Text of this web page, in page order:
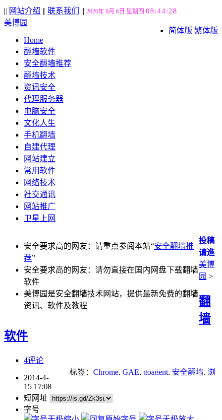
|| 网站介绍 || 联系我们 || 2026年 8月 6日 星期四 08:44:28
简体版 繁体版
美博园
Home
翻墙软件
安全翻墙推荐
翻墙技术
资讯安全
代理服务器
电脑安全
文化人生
手机翻墙
自建代理
网站建立
常用软件
网络技术
社交通讯
网站推广
卫星上网
安全要求高的网友：请重点参阅本站“安全翻墙推
荐”
安全要求高的网友：请勿直接在国内网盘下载翻墙
软件
美博园是安全翻墙技术网站，提供最新免费的翻墙
资讯、软件及教程
投稿
请進
美博
园 >
翻
墙
软件
4评论
标签： Chrome, GAE, goagent, 安全翻墙, 浏
2014-4-
15 17:08
短网址
字号